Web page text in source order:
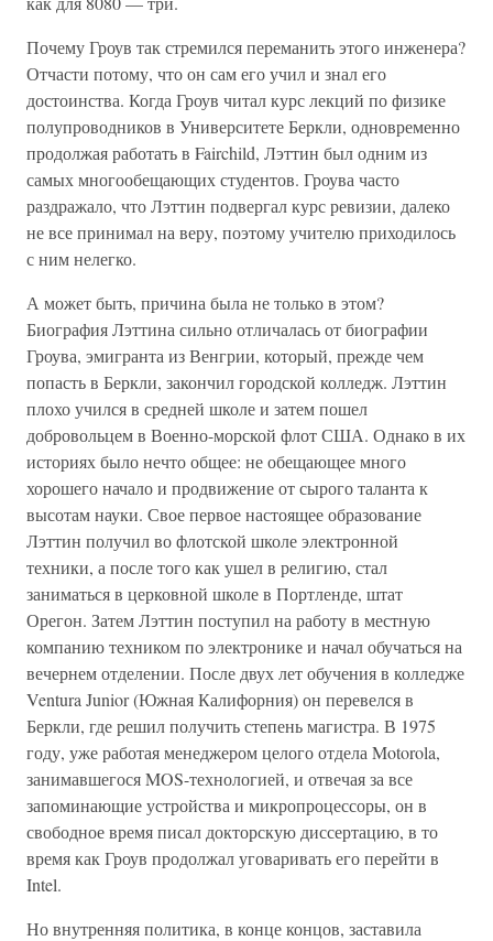
Почему Гроув так стремился переманить этого инженера?
Отчасти потому, что он сам его учил и знал его
достоинства. Когда Гроув читал курс лекций по физике
полупроводников в Университете Беркли, одновременно
продолжая работать в Fairchild, Лэттин был одним из
самых многообещающих студентов. Гроува часто
раздражало, что Лэттин подвергал курс ревизии, далеко
не все принимал на веру, поэтому учителю приходилось
с ним нелегко.
А может быть, причина была не только в этом?
Биография Лэттина сильно отличалась от биографии
Гроува, эмигранта из Венгрии, который, прежде чем
попасть в Беркли, закончил городской колледж. Лэттин
плохо учился в средней школе и затем пошел
добровольцем в Военно-морской флот США. Однако в их
историях было нечто общее: не обещающее много
хорошего начало и продвижение от сырого таланта к
высотам науки. Свое первое настоящее образование
Лэттин получил во флотской школе электронной
техники, а после того как ушел в религию, стал
заниматься в церковной школе в Портленде, штат
Орегон. Затем Лэттин поступил на работу в местную
компанию техником по электронике и начал обучаться на
вечернем отделении. После двух лет обучения в колледже
Ventura Junior (Южная Калифорния) он перевелся в
Беркли, где решил получить степень магистра. В 1975
году, уже работая менеджером целого отдела Motorola,
занимавшегося MOS-технологией, и отвечая за все
запоминающие устройства и микропроцессоры, он в
свободное время писал докторскую диссертацию, в то
время как Гроув продолжал уговаривать его перейти в
Intel.
Но внутренняя политика, в конце концов, заставила